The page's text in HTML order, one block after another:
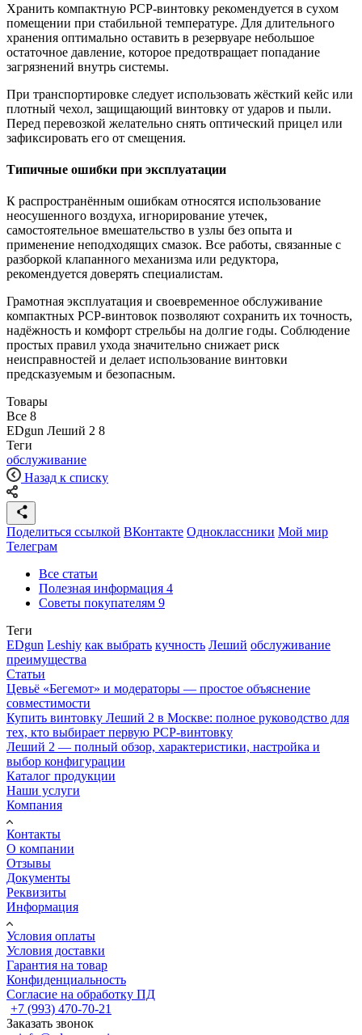
Хранить компактную PCP-винтовку рекомендуется в сухом
помещении при стабильной температуре. Для длительного
хранения оптимально оставить в резервуаре небольшое
остаточное давление, которое предотвращает попадание
загрязнений внутрь системы.
При транспортировке следует использовать жёсткий кейс или
плотный чехол, защищающий винтовку от ударов и пыли.
Перед перевозкой желательно снять оптический прицел или
зафиксировать его от смещения.
Типичные ошибки при эксплуатации
К распространённым ошибкам относятся использование
неосушенного воздуха, игнорирование утечек,
самостоятельное вмешательство в узлы без опыта и
применение неподходящих смазок. Все работы, связанные с
разборкой клапанного механизма или редуктора,
рекомендуется доверять специалистам.
Грамотная эксплуатация и своевременное обслуживание
компактных PCP-винтовок позволяют сохранить их точность,
надёжность и комфорт стрельбы на долгие годы. Соблюдение
простых правил ухода значительно снижает риск
неисправностей и делает использование винтовки
предсказуемым и безопасным.
Товары
Все 8
EDgun Леший 2 8
Теги
обслуживание
Назад к списку
Поделиться ссылкой ВКонтакте Одноклассники Мой мир
Телеграм
Все статьи
Полезная информация 4
Советы покупателям 9
Теги
EDgun Leshiy как выбрать кучность Леший обслуживание
преимущества
Статьи
Цевьё «Бегемот» и модераторы — простое объяснение
совместимости
Купить винтовку Леший 2 в Москве: полное руководство для
тех, кто выбирает первую PCP-винтовку
Леший 2 — полный обзор, характеристики, настройка и
выбор конфигурации
Каталог продукции
Наши услуги
Компания
Контакты
О компании
Отзывы
Документы
Реквизиты
Информация
Условия оплаты
Условия доставки
Гарантия на товар
Конфиденциальность
Согласие на обработку ПД
+7 (993) 470-70-21
Заказать звонок